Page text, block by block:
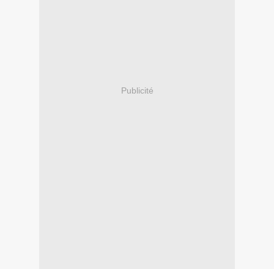
Publicité